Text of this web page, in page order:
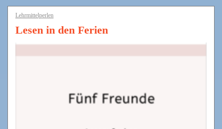
Lehrmittelperlen
Lesen in den Ferien